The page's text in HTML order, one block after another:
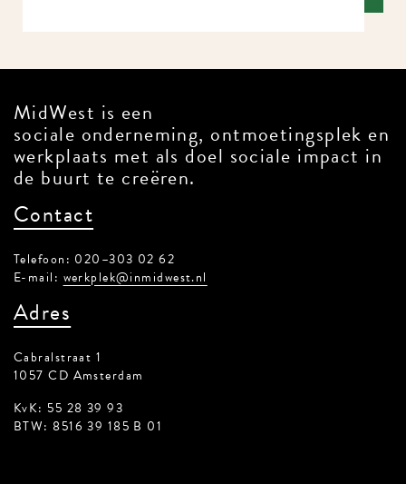
MidWest is een
sociale onderneming, ontmoetingsplek en
werkplaats met als doel sociale impact in
de buurt te creëren.
Contact
Telefoon: 020–303 02 62
E-mail: werkplek@inmidwest.nl
Adres
Cabralstraat 1
1057 CD Amsterdam
KvK: 55 28 39 93
BTW: 8516 39 185 B 01